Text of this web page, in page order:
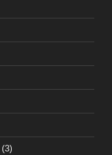
(3)